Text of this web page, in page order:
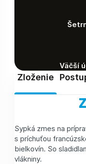
Väčší
Zloženie
Sypká zmes na
s príchuťou
bielkovín. So
vlákniny.